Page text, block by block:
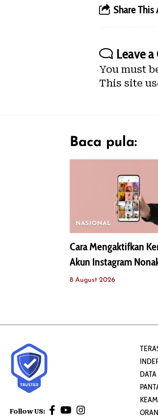
Share
Leave
You must
This site
Baca pula:
NASIONAL
Cara Mengaktifkan
Akun Instagram
8 August 2026
Follow US: